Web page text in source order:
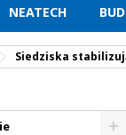
NEATECH
Siedziska